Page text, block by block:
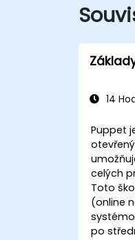
14
Puppet
celých
Toto
(online
po